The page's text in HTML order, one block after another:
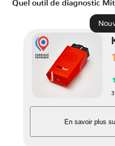
Delica V
Diamante II
Quel outil de diagnostic
En savoir plus